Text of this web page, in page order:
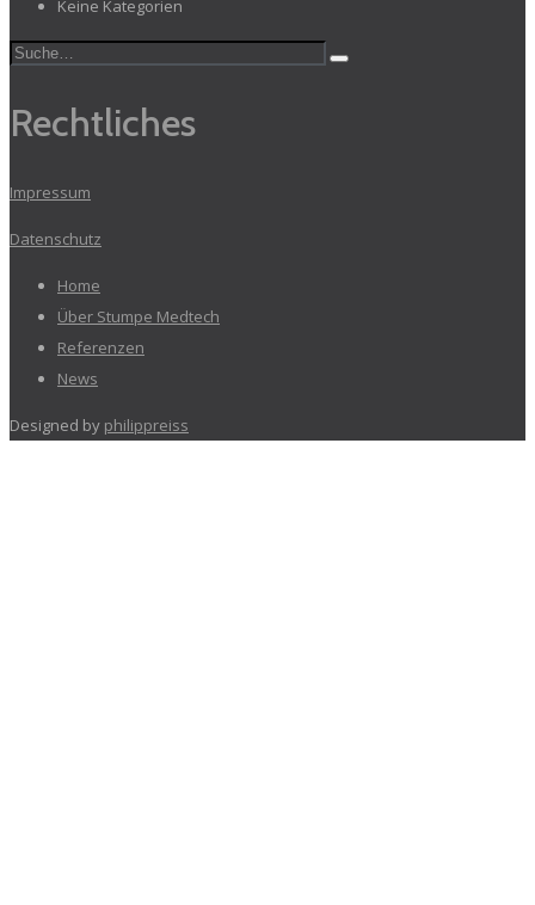
Keine Kategorien
Rechtliches
Impressum
Datenschutz
Home
Über Stumpe Medtech
Referenzen
News
Designed by philippreiss